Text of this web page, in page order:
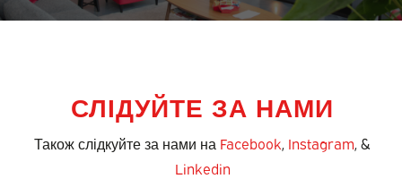
СЛІДУЙТЕ ЗА НАМИ
Також слідкуйте за нами на Facebook, Instagram, &
Linkedin